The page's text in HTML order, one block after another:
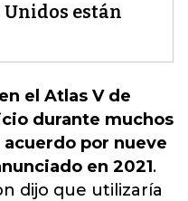
están
el Atlas V de
durante muchos
por nueve
en 2021.
dijo que utilizaría